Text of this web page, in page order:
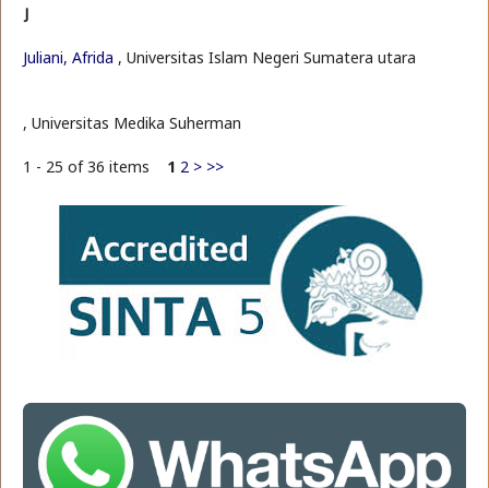
J
Juliani, Afrida , Universitas Islam Negeri Sumatera utara
, Universitas Medika Suherman
1 - 25 of 36 items 1 2 > >>